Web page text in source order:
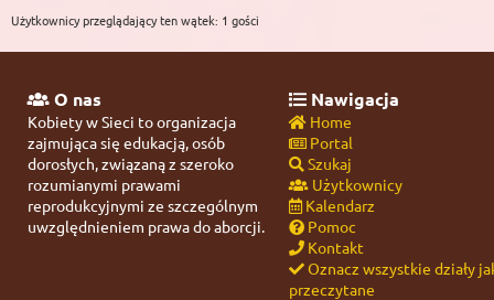
Użytkownicy przeglądający ten wątek: 1 gości
O nas
Kobiety w Sieci to organizacja
zajmująca się edukacją, osób
dorosłych, związaną z szeroko
rozumianymi prawami
reprodukcyjnymi ze szczególnym
uwzględnieniem prawa do aborcji.
Nawigacja
Home
Portal
Szukaj
Użytkownicy
Kalendarz
Pomoc
Kontakt
Oznacz wszystkie działy
przeczytane